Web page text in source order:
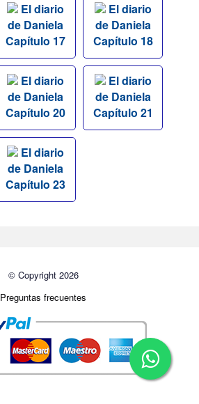
El diario
de Daniela
Capítulo 17
El diario
de Daniela
Capítulo 18
El diario
de Daniela
Capítulo 20
El diario
de Daniela
Capítulo 21
El diario
de Daniela
Capítulo 23
© Copyright 2026
Preguntas frecuentes